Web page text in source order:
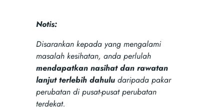
Notis:
Disarankan kepada yang mengalami
masalah kesihatan, anda perlulah
mendapatkan nasihat dan rawatan
lanjut terlebih dahuludaripada pakar
perubatan di pusat-pusat perubatan
terdekat.